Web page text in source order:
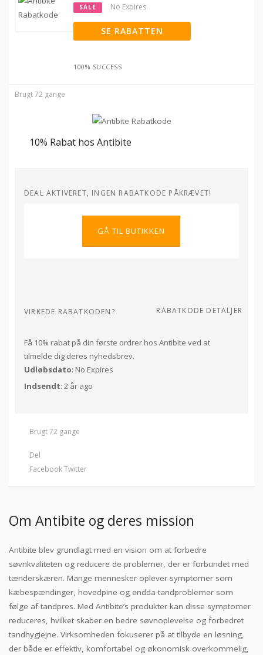
SALE No Expires
SE RABATTEN
100% SUCCESS
Brugt 72 gange
10% Rabat hos Antibite
DEAL AKTIVERET, INGEN RABATKODE PÅKRÆVET!
GÅ TIL BUTIKKEN
VIRKEDE RABATKODEN? RABATKODE DETALJER
Få 10% rabat på din første ordrer hos Antibite ved at
tilmelde dig deres nyhedsbrev.
Udløbsdato: No Expires
Indsendt: 2 år ago
Brugt 72 gange
Del
FacebookTwitter
Om Antibite og deres mission
Antibite blev grundlagt med en vision om at forbedre
søvnkvaliteten og reducere de problemer, der er forbundet med
tænderskæren. Mange mennesker oplever symptomer som
kæbespændinger, hovedpine og endda tandproblemer som
følge af tandpres. Med Antibite’s produkter kan disse symptomer
reduceres, hvilket skaber en bedre søvnoplevelse og forbedret
tandhygiejne. Virksomheden fokuserer på at tilbyde en løsning,
der både er effektiv, komfortabel og økonomisk overkommelig,